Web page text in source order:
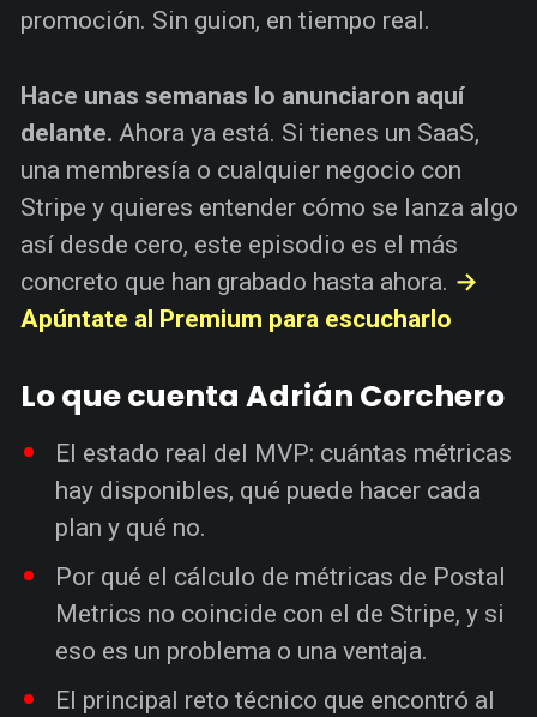
promoción. Sin guion, en tiempo real.
Hace unas semanas lo anunciaron aquí
delante. Ahora ya está. Si tienes un SaaS,
una membresía o cualquier negocio con
Stripe y quieres entender cómo se lanza algo
así desde cero, este episodio es el más
concreto que han grabado hasta ahora. →
Apúntate al Premium para escucharlo
Lo que cuenta Adrián Corchero
El estado real del MVP: cuántas métricas
hay disponibles, qué puede hacer cada
plan y qué no.
Por qué el cálculo de métricas de Postal
Metrics no coincide con el de Stripe, y si
eso es un problema o una ventaja.
El principal reto técnico que encontró al